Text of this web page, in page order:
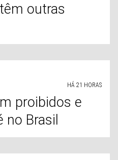
outras
HÁ 21 HORAS
proibidos e
no Brasil